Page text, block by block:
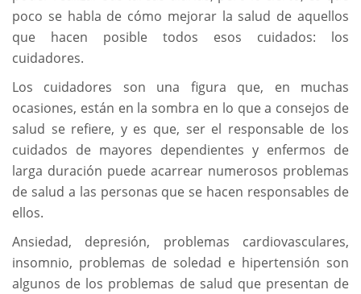
poco se habla de cómo mejorar la salud de aquellos
que hacen posible todos esos cuidados: los
cuidadores.
Los cuidadores son una figura que, en muchas
ocasiones, están en la sombra en lo que a consejos de
salud se refiere, y es que, ser el responsable de los
cuidados de mayores dependientes y enfermos de
larga duración puede acarrear numerosos problemas
de salud a las personas que se hacen responsables de
ellos.
Ansiedad, depresión, problemas cardiovasculares,
insomnio, problemas de soledad e hipertensión son
algunos de los problemas de salud que presentan de